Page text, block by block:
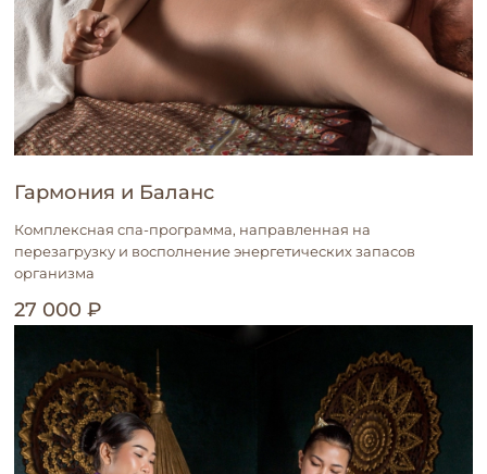
Гармония и Баланс
Комплексная спа-программа, направленная на
перезагрузку и восполнение энергетических запасов
организма
27 000 ₽